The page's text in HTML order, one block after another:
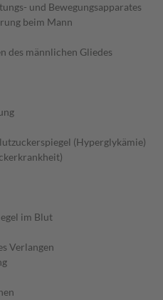
und Bewegungsapparates
beim Mann
des männlichen Gliedes
(Hyperglykämie)
im Blut
Verlangen